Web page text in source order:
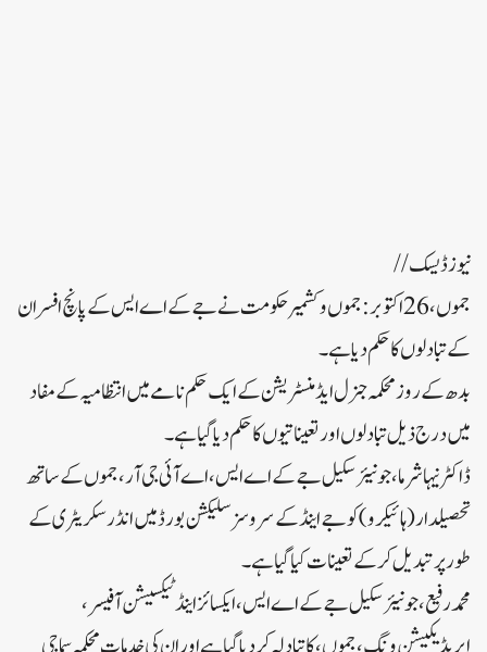
نیوز ڈیسک//
جموں، 26 اکتوبر: جموں و کشمیر حکومت نے جے کے اے ایس کے پانچ افسران
کے تبادلوں کا حکم دیا ہے۔
بدھ کے روز محکمہ جنرل ایڈمنسٹریشن کے ایک حکم نامے میں انتظامیہ کے مفاد
میں درج ذیل تبادلوں اور تعیناتیوں کا حکم دیا گیا ہے۔
ڈاکٹر نیہا شرما، جونیئر سکیل جے کے اے ایس، اے آئی جی آر، جموں کے ساتھ
تحصیلدار (ہائیکرو) کو جے اینڈ کے سروسز سلیکشن بورڈ میں انڈر سکریٹری کے
طور پر تبدیل کر کے تعینات کیا گیا ہے۔
محمد رفیع، جونیئر سکیل جے کے اے ایس، ایکسائز اینڈ ٹیکسیشن آفیسر،